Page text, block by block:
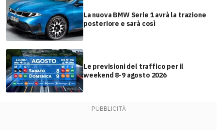
La nuova BMW Serie 1 avrà la trazione
posteriore e sarà così
Le previsioni del traffico per il
weekend 8-9 agosto 2026